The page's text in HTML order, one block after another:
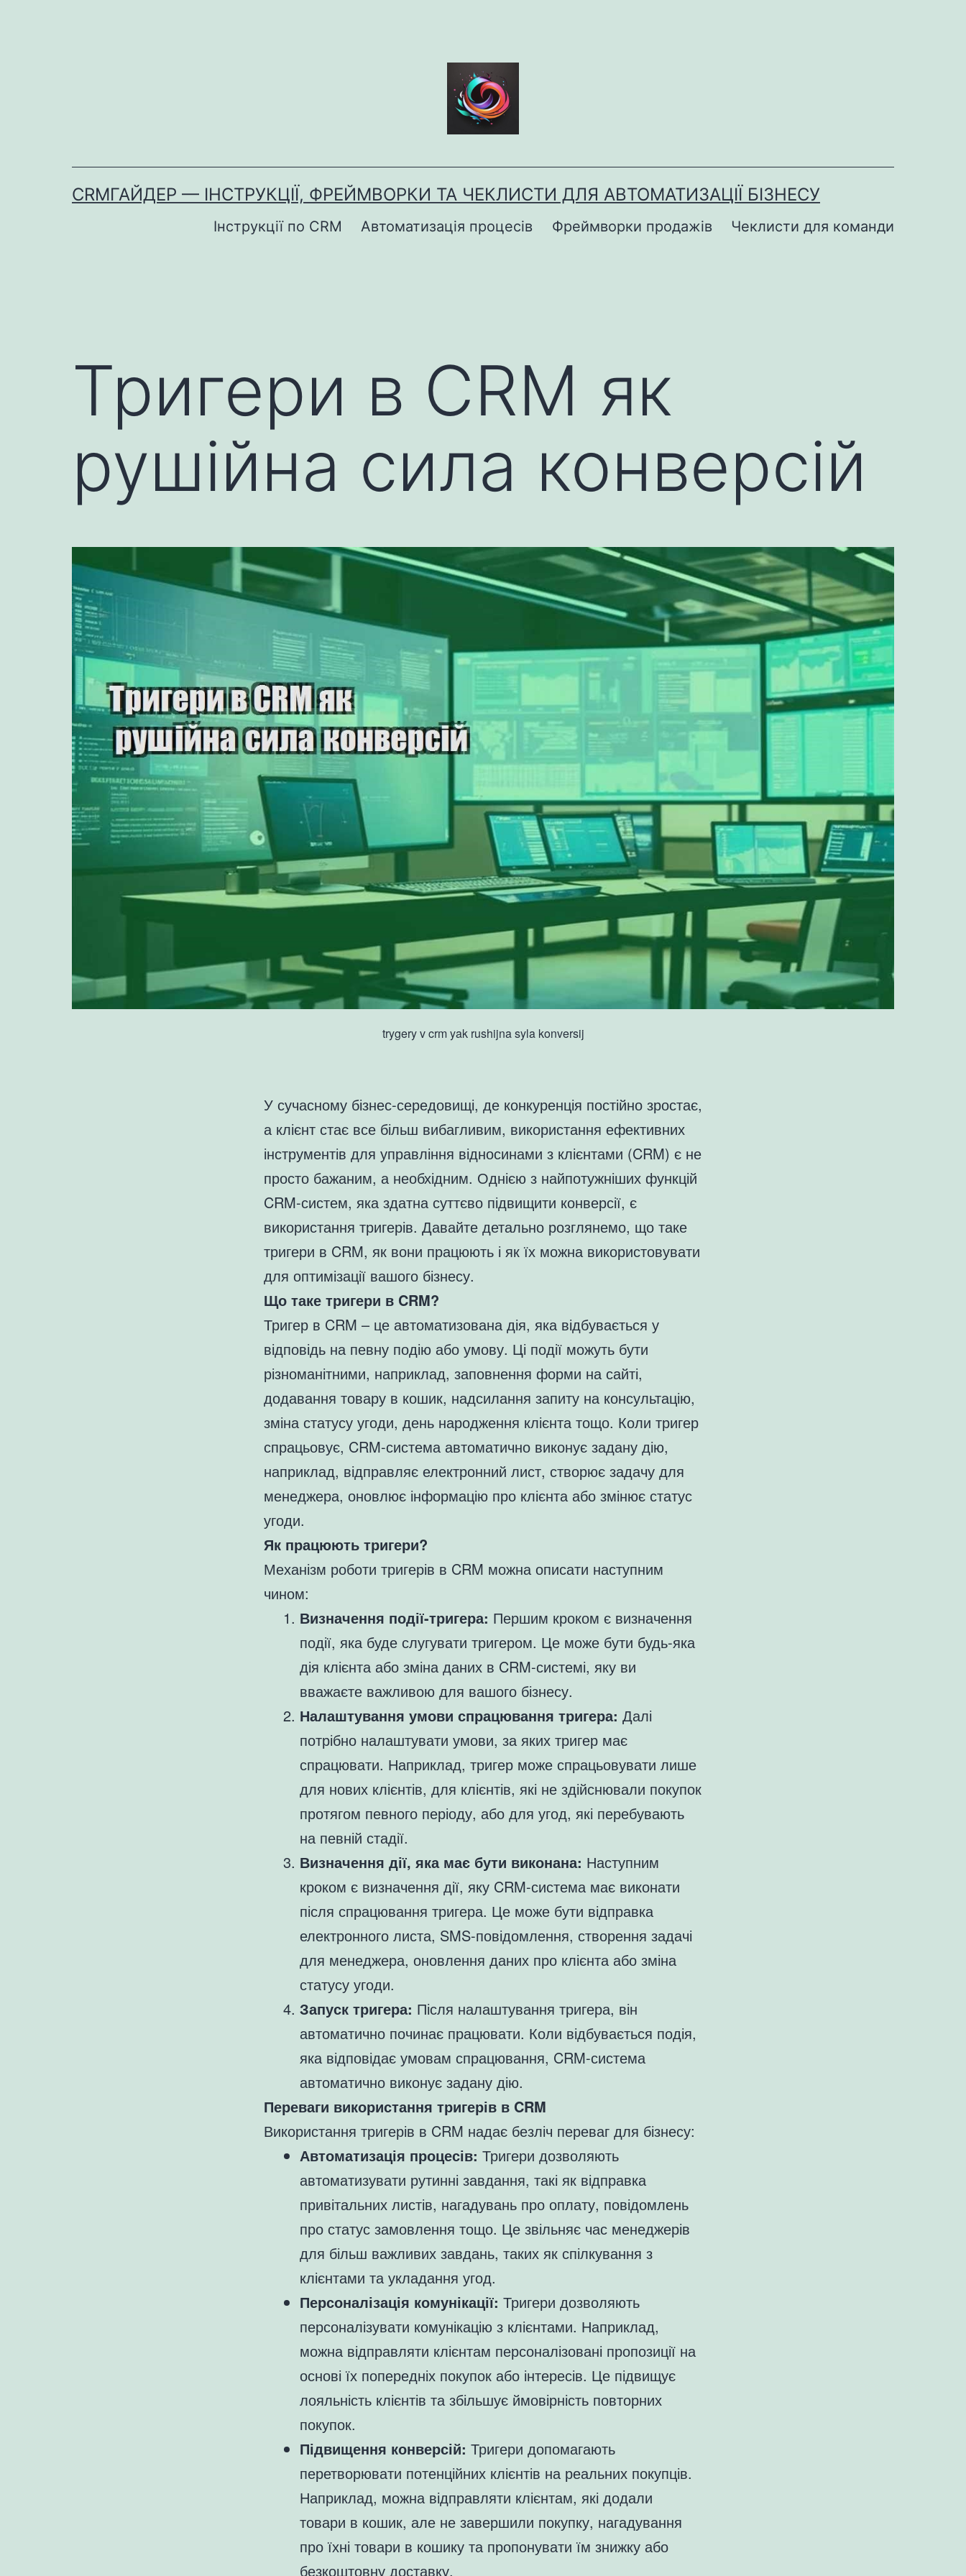
CRMГАЙДЕР — ІНСТРУКЦІЇ, ФРЕЙМВОРКИ ТА ЧЕКЛИСТИ ДЛЯ АВТОМАТИЗАЦІЇ БІЗНЕСУ
Інструкції по CRM Автоматизація процесів Фреймворки продажів Чеклисти для команди
Тригери в CRM як
рушійна сила конверсій
trygery v crm yak rushijna syla konversij
У сучасному бізнес-середовищі, де конкуренція постійно зростає,
а клієнт стає все більш вибагливим, використання ефективних
інструментів для управління відносинами з клієнтами (CRM) є не
просто бажаним, а необхідним. Однією з найпотужніших функцій
CRM-систем, яка здатна суттєво підвищити конверсії, є
використання тригерів. Давайте детально розглянемо, що таке
тригери в CRM, як вони працюють і як їх можна використовувати
для оптимізації вашого бізнесу.
Що таке тригери в CRM?
Тригер в CRM – це автоматизована дія, яка відбувається у
відповідь на певну подію або умову. Ці події можуть бути
різноманітними, наприклад, заповнення форми на сайті,
додавання товару в кошик, надсилання запиту на консультацію,
зміна статусу угоди, день народження клієнта тощо. Коли тригер
спрацьовує, CRM-система автоматично виконує задану дію,
наприклад, відправляє електронний лист, створює задачу для
менеджера, оновлює інформацію про клієнта або змінює статус
угоди.
Як працюють тригери?
Механізм роботи тригерів в CRM можна описати наступним
чином:
Визначення події-тригера: Першим кроком є визначення
події, яка буде слугувати тригером. Це може бути будь-яка
дія клієнта або зміна даних в CRM-системі, яку ви
вважаєте важливою для вашого бізнесу.
Налаштування умови спрацювання тригера: Далі
потрібно налаштувати умови, за яких тригер має
спрацювати. Наприклад, тригер може спрацьовувати лише
для нових клієнтів, для клієнтів, які не здійснювали покупок
протягом певного періоду, або для угод, які перебувають
на певній стадії.
Визначення дії, яка має бути виконана: Наступним
кроком є визначення дії, яку CRM-система має виконати
після спрацювання тригера. Це може бути відправка
електронного листа, SMS-повідомлення, створення задачі
для менеджера, оновлення даних про клієнта або зміна
статусу угоди.
Запуск тригера: Після налаштування тригера, він
автоматично починає працювати. Коли відбувається подія,
яка відповідає умовам спрацювання, CRM-система
автоматично виконує задану дію.
Переваги використання тригерів в CRM
Використання тригерів в CRM надає безліч переваг для бізнесу:
Автоматизація процесів: Тригери дозволяють
автоматизувати рутинні завдання, такі як відправка
привітальних листів, нагадувань про оплату, повідомлень
про статус замовлення тощо. Це звільняє час менеджерів
для більш важливих завдань, таких як спілкування з
клієнтами та укладання угод.
Персоналізація комунікації: Тригери дозволяють
персоналізувати комунікацію з клієнтами. Наприклад,
можна відправляти клієнтам персоналізовані пропозиції на
основі їх попередніх покупок або інтересів. Це підвищує
лояльність клієнтів та збільшує ймовірність повторних
покупок.
Підвищення конверсій: Тригери допомагають
перетворювати потенційних клієнтів на реальних покупців.
Наприклад, можна відправляти клієнтам, які додали
товари в кошик, але не завершили покупку, нагадування
про їхні товари в кошику та пропонувати їм знижку або
безкоштовну доставку.